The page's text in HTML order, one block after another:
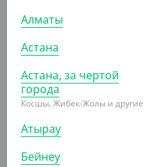
УП (70)
АРТ. 21152
Алматы
Астана
Астана, за чертой
города
Косшы, Жибек-Жолы и другие
Атырау
Бейнеу